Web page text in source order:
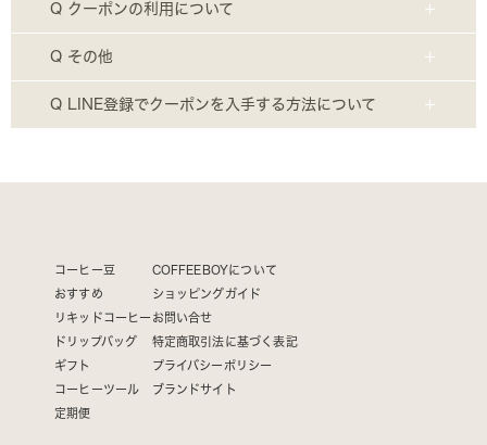
Q クーポンの利用について
Q その他
Q LINE登録でクーポンを入手する方法について
コーヒー豆
おすすめ
リキッドコーヒー
ドリップバッグ
ギフト
コーヒーツール
定期便
COFFEEBOYについて
ショッピングガイド
お問い合せ
特定商取引法に基づく表記
プライバシーポリシー
ブランドサイト